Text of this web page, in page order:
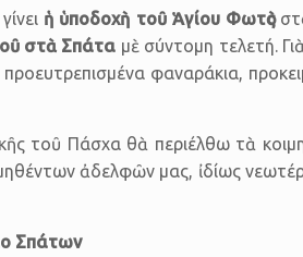
ἡ ὑποδοχὴ τοῦ Ἁγίου Φωτὸς
στὰ Σπάτα μὲ σύντομη τελετή.
φαναράκια,
τοῦ Πάσχα θὰ περιέλθω τὰ
ἀδελ­φῶν μας, ἰδίως
Σπάτων